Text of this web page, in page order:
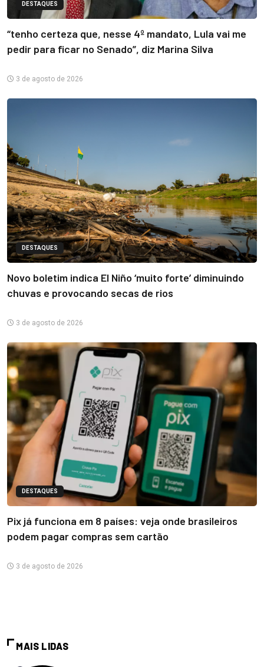
DESTAQUES
“tenho certeza que, nesse 4º mandato, Lula vai me
pedir para ficar no Senado”, diz Marina Silva
3 de agosto de 2026
DESTAQUES
Novo boletim indica El Niño ‘muito forte’ diminuindo
chuvas e provocando secas de rios
3 de agosto de 2026
DESTAQUES
Pix já funciona em 8 países: veja onde brasileiros
podem pagar compras sem cartão
3 de agosto de 2026
MAIS LIDAS